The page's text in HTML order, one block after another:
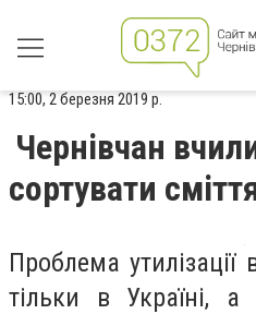
15:00, 2 березня 2019 р.
Чернівчан
сортувати
Проблема утилізації
тільки в Україні,